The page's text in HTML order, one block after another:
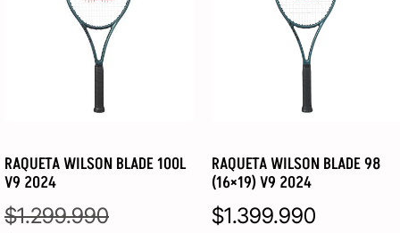
RAQUETA WILSON BLADE 100L
V9 2024
$1.299.990
RAQUETA WILSON BLADE 98
(16×19) V9 2024
$1.399.990